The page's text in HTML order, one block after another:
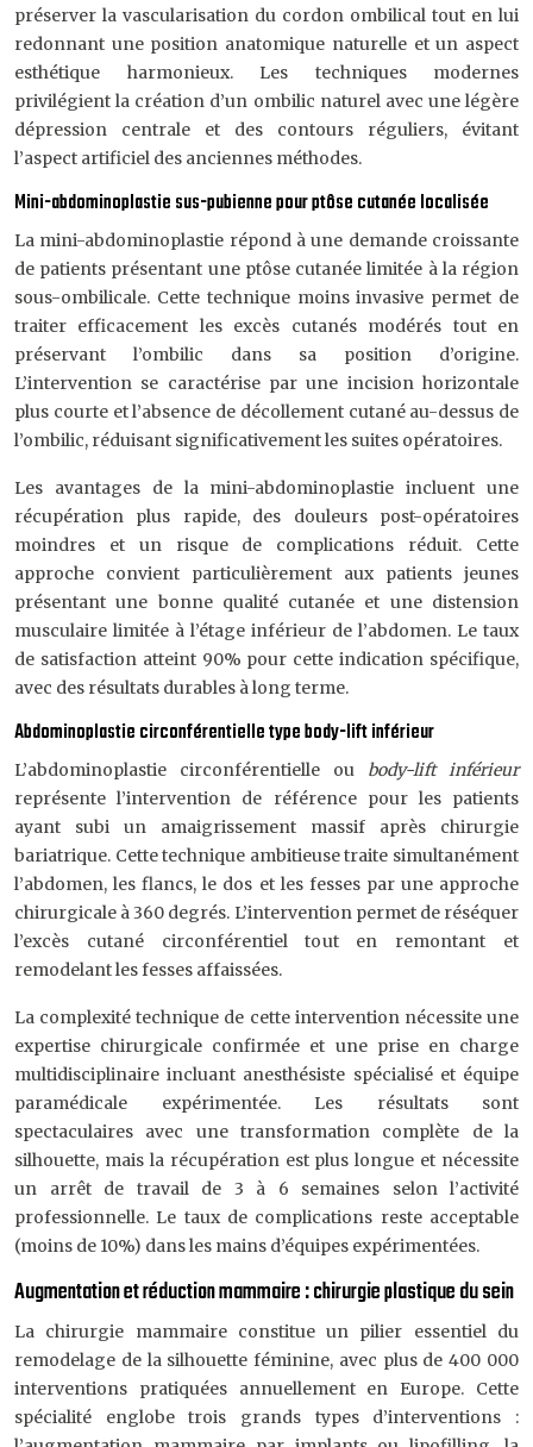
préserver la vascularisation du cordon ombilical tout en lui
redonnant une position anatomique naturelle et un aspect
esthétique harmonieux. Les techniques modernes
privilégient la création d’un ombilic naturel avec une légère
dépression centrale et des contours réguliers, évitant
l’aspect artificiel des anciennes méthodes.
Mini-abdominoplastie sus-pubienne pour ptôse cutanée localisée
La mini-abdominoplastie répond à une demande croissante
de patients présentant une ptôse cutanée limitée à la région
sous-ombilicale. Cette technique moins invasive permet de
traiter efficacement les excès cutanés modérés tout en
préservant l’ombilic dans sa position d’origine.
L’intervention se caractérise par une incision horizontale
plus courte et l’absence de décollement cutané au-dessus de
l’ombilic, réduisant significativement les suites opératoires.
Les avantages de la mini-abdominoplastie incluent une
récupération plus rapide, des douleurs post-opératoires
moindres et un risque de complications réduit. Cette
approche convient particulièrement aux patients jeunes
présentant une bonne qualité cutanée et une distension
musculaire limitée à l’étage inférieur de l’abdomen. Le taux
de satisfaction atteint 90% pour cette indication spécifique,
avec des résultats durables à long terme.
Abdominoplastie circonférentielle type body-lift inférieur
L’abdominoplastie circonférentielle ou body-lift inférieur
représente l’intervention de référence pour les patients
ayant subi un amaigrissement massif après chirurgie
bariatrique. Cette technique ambitieuse traite simultanément
l’abdomen, les flancs, le dos et les fesses par une approche
chirurgicale à 360 degrés. L’intervention permet de réséquer
l’excès cutané circonférentiel tout en remontant et
remodelant les fesses affaissées.
La complexité technique de cette intervention nécessite une
expertise chirurgicale confirmée et une prise en charge
multidisciplinaire incluant anesthésiste spécialisé et équipe
paramédicale expérimentée. Les résultats sont
spectaculaires avec une transformation complète de la
silhouette, mais la récupération est plus longue et nécessite
un arrêt de travail de 3 à 6 semaines selon l’activité
professionnelle. Le taux de complications reste acceptable
(moins de 10%) dans les mains d’équipes expérimentées.
Augmentation et réduction mammaire : chirurgie plastique du sein
La chirurgie mammaire constitue un pilier essentiel du
remodelage de la silhouette féminine, avec plus de 400 000
interventions pratiquées annuellement en Europe. Cette
spécialité englobe trois grands types d’interventions :